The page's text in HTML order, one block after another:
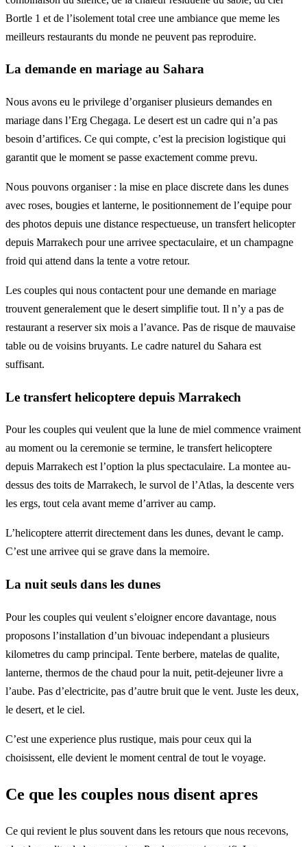
Bortle 1 et de l’isolement total cree une ambiance que meme les
meilleurs restaurants du monde ne peuvent pas reproduire.
La demande en mariage au Sahara
Nous avons eu le privilege d’organiser plusieurs demandes en
mariage dans l’Erg Chegaga. Le desert est un cadre qui n’a pas
besoin d’artifices. Ce qui compte, c’est la precision logistique qui
garantit que le moment se passe exactement comme prevu.
Nous pouvons organiser : la mise en place discrete dans les dunes
avec roses, bougies et lanterne, le positionnement de l’equipe pour
des photos depuis une distance respectueuse, un transfert helicopter
depuis Marrakech pour une arrivee spectaculaire, et un champagne
froid qui attend dans la tente a votre retour.
Les couples qui nous contactent pour une demande en mariage
trouvent generalement que le desert simplifie tout. Il n’y a pas de
restaurant a reserver six mois a l’avance. Pas de risque de mauvaise
table ou de voisins bruyants. Le cadre naturel du Sahara est
suffisant.
Le transfert helicoptere depuis Marrakech
Pour les couples qui veulent que la lune de miel commence vraiment
au moment ou la ceremonie se termine, le transfert helicoptere
depuis Marrakech est l’option la plus spectaculaire. La montee au-
dessus des toits de Marrakech, le survol de l’Atlas, la descente vers
les ergs, tout cela avant meme d’arriver au camp.
L’helicoptere atterrit directement dans les dunes, devant le camp.
C’est une arrivee qui se grave dans la memoire.
La nuit seuls dans les dunes
Pour les couples qui veulent s’eloigner encore davantage, nous
proposons l’installation d’un bivouac independant a plusieurs
kilometres du camp principal. Tente berbere, matelas de qualite,
lanterne, thermos de the chaud pour la nuit, petit-dejeuner livre a
l’aube. Pas d’electricite, pas d’autre bruit que le vent. Juste les deux,
le desert, et le ciel.
C’est une experience plus rustique, mais pour ceux qui la
choisissent, elle devient le moment central de tout le voyage.
Ce que les couples nous disent apres
Ce qui revient le plus souvent dans les retours que nous recevons,